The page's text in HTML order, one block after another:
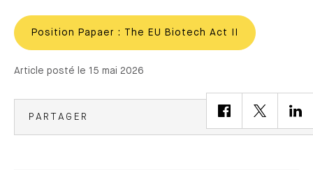
Position Papaer : The EU Biotech Act II
Article posté le 15 mai 2026
PARTAGER